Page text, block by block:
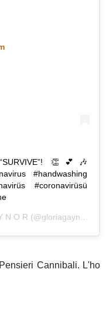
👏💕🎶
#handwashing
#coronavirüsü
N O R (@gloriagaynor) in data:
Cannibali. L'ho